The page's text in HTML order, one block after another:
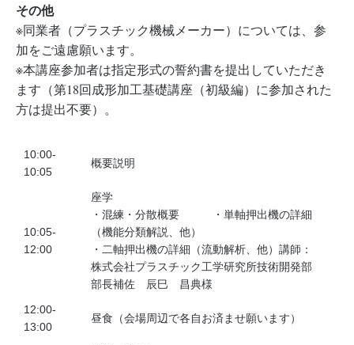
その他
※同業者（プラスチック機械メーカー）については、参
加をご遠慮願います。
※本講座参加者は指定形式の誓約書を提出していただき
ます（第18回成形加工基礎講座（初級編）に参加された
方は提出不要）。
10:00-
10:05
概要説明
10:05-
12:00
座学
・混練・分散概要 ・単軸押出機の詳細
（機能分類解説、他）
・二軸押出機の詳細（流動解析、他）講師：
株式会社プラスチック工学研究所技術開発部
部長補佐 辰巳 昌典様
12:00-
13:00
昼食（会場周辺で各自お済ませ願います）